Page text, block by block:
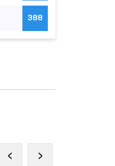
388
‹ ›